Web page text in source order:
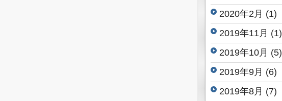
2020年2月 (1)
2019年11月 (1)
2019年10月 (5)
2019年9月 (6)
2019年8月 (7)